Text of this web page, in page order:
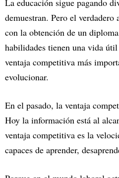
La educación sigue pagando
demuestran. Pero el
con la obtención de un
habilidades tienen una vida
ventaja competitiva más
evolucionar.
En el pasado, la ventaja
Hoy la información está al
ventaja competitiva es la
capaces de aprender,